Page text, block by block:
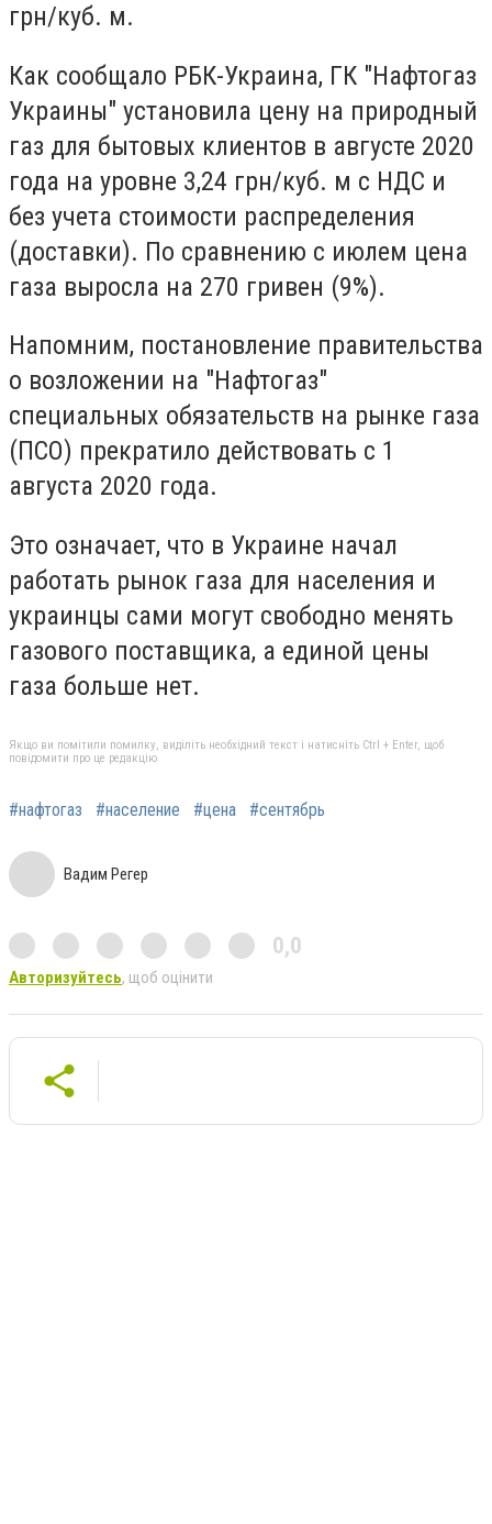
грн/куб. м.
Как сообщало РБК-Украина, ГК "Нафтогаз
Украины" установила цену на природный
газ для бытовых клиентов в августе 2020
года на уровне 3,24 грн/куб. м с НДС и
без учета стоимости распределения
(доставки). По сравнению с июлем цена
газа выросла на 270 гривен (9%).
Напомним, постановление правительства
о возложении на "Нафтогаз"
специальных обязательств на рынке газа
(ПСО) прекратило действовать с 1
августа 2020 года.
Это означает, что в Украине начал
работать рынок газа для населения и
украинцы сами могут свободно менять
газового поставщика, а единой цены
газа больше нет.
Якщо ви помітили помилку, виділіть необхідний текст і натисніть Ctrl + Enter, щоб
повідомити про це редакцію
#нафтогаз #население #цена #сентябрь
Вадим Регер
0,0
Авторизуйтесь, щоб оцінити